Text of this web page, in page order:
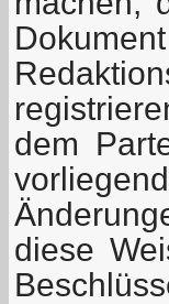
dem
diese